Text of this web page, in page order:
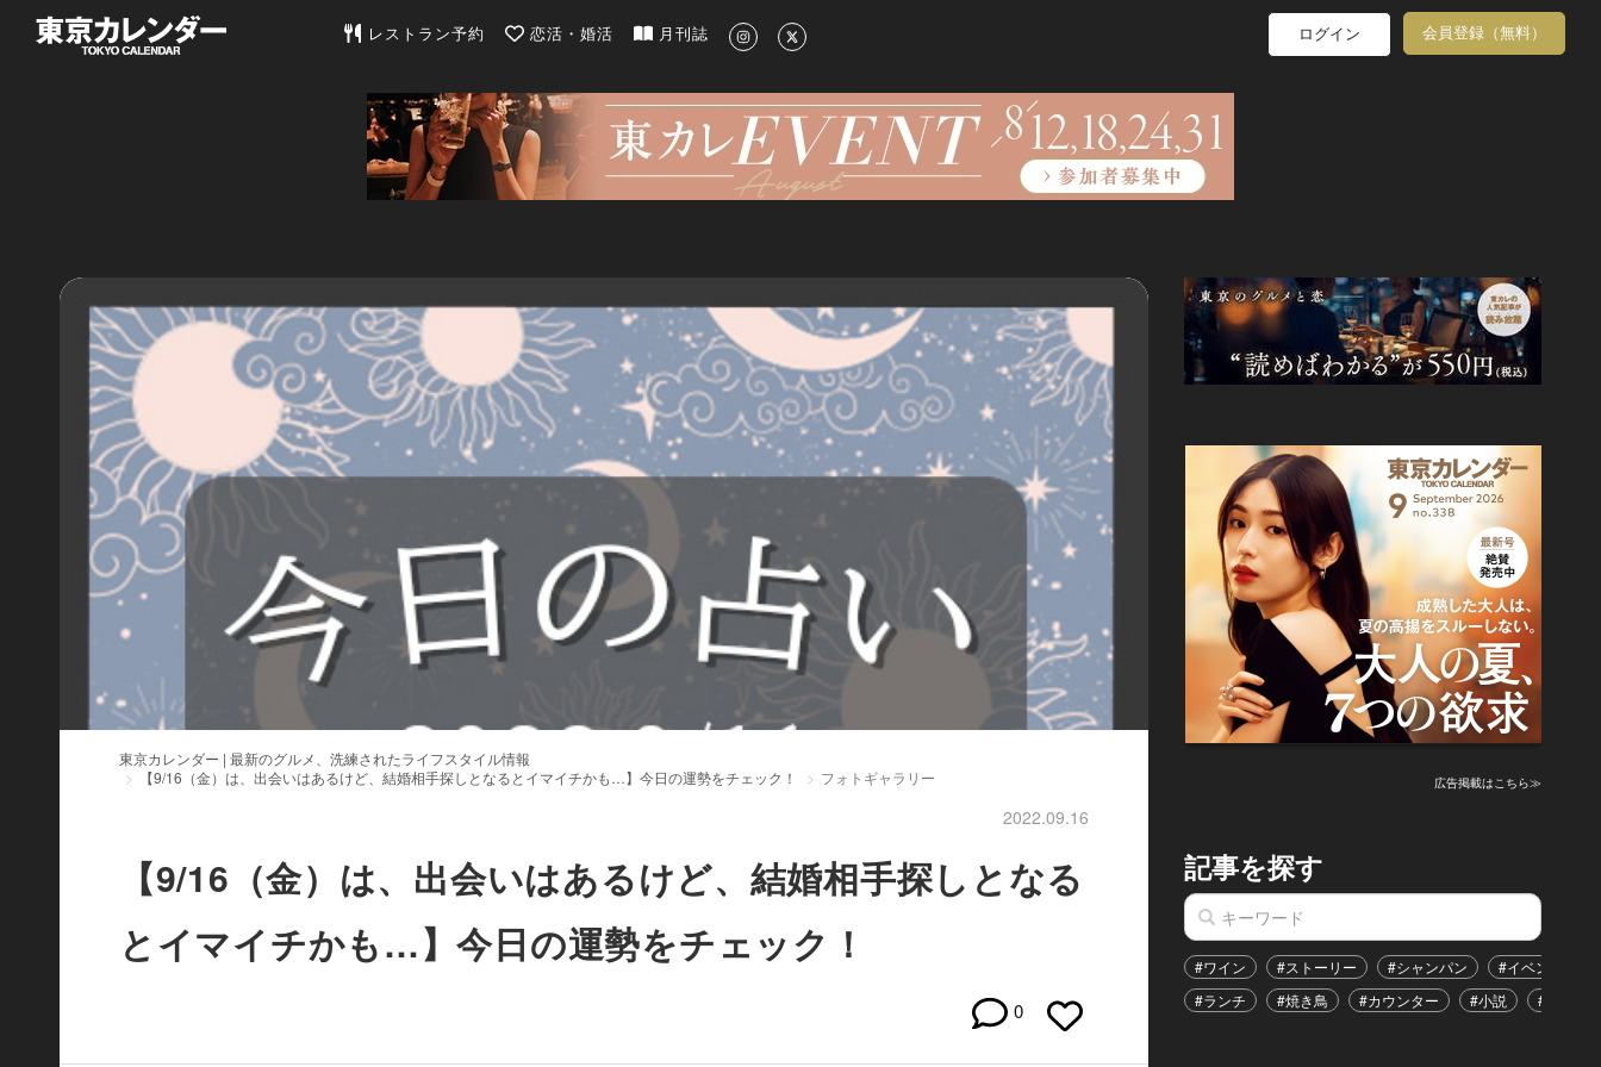
東京カレンダー | 最新のグルメ、洗練されたライフスタイル情報
レストラン予約 恋活・婚活 月刊誌 ログイン 会員登録（無料）
東京カレンダー | 最新のグルメ、洗練されたライフスタイル情報
【9/16（金）は、出会いはあるけど、結婚相手探しとなるとイマイチかも…】今日の運勢をチェック！
フォトギャラリー
2022.09.16
【9/16（金）は、出会いはあるけど、結婚相手探しとなる
とイマイチかも…】今日の運勢をチェック！
0
広告掲載はこちら≫
記事を探す
#ワイン #ストーリー #シャンパン #イベント
#ランチ
#焼き鳥 #カウンター #小説 #恋愛